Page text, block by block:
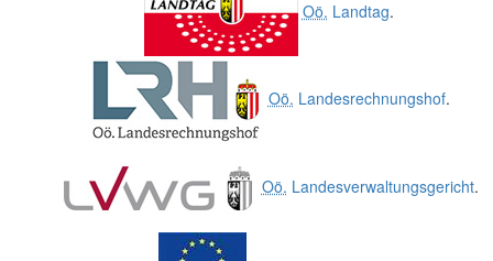
Oö. Landtag.
Oö. Landesrechnungshof.
Oö. Landesverwaltungsgericht.